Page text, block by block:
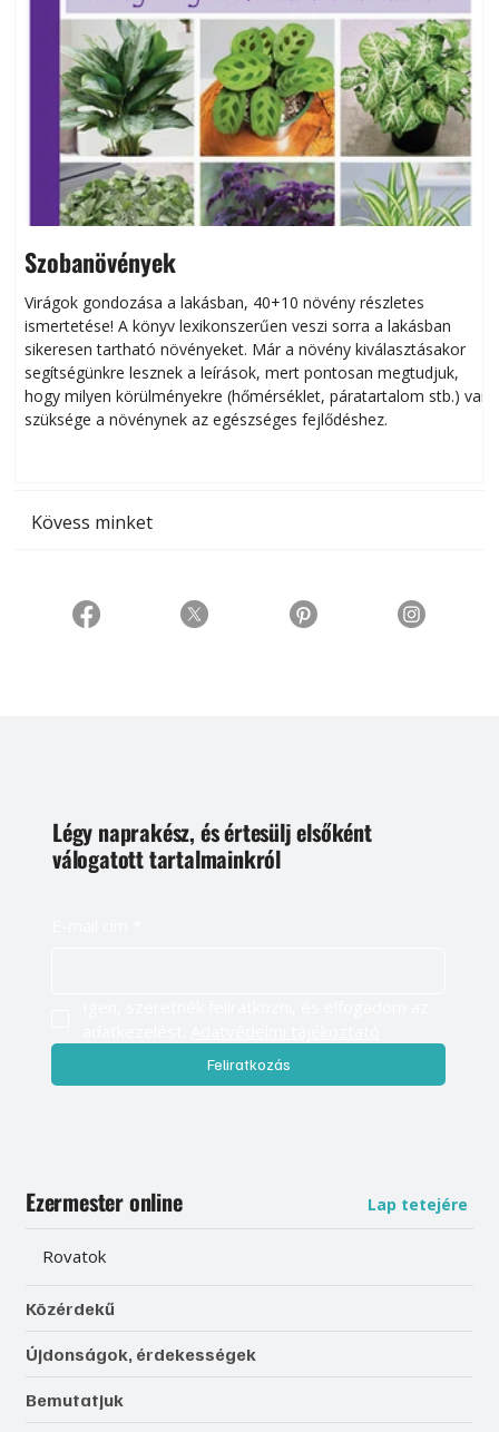
Szobanövények
Virágok gondozása a lakásban, 40+10 növény részletes
ismertetése! A könyv lexikonszerűen veszi sorra a lakásban
sikeresen tart­ha­tó növényeket. Már a növény kiválasztásakor
segítségünkre lesznek a leírások, mert pontosan megtudjuk,
hogy milyen körülményekre (hőmérséklet, páratartalom stb.) van
szüksége a növénynek az egészséges fejlődéshez.
Kövess minket
Légy naprakész, és értesülj elsőként
válogatott tartalmainkról
Feliratkozás
Ezermester online Lap tetejére
Rovatok
Közérdekű
Újdonságok, érdekességek
Bemutatjuk